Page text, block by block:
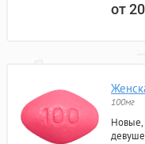
от
100мг
Новые,